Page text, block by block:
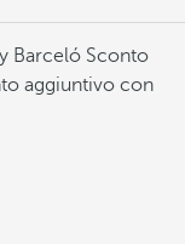
Barceló Sconto
aggiuntivo con